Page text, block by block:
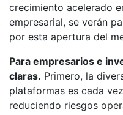
crecimiento acelerado
empresarial, se verán
por esta apertura del
Para empresarios e
claras. Primero, la
plataformas es cada
reduciendo riesgos